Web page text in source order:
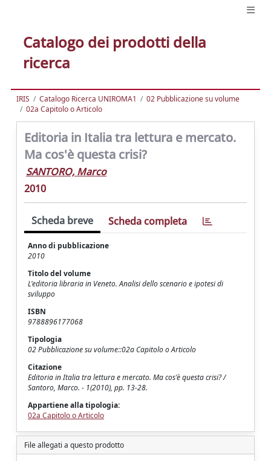
Catalogo dei prodotti della
ricerca
IRIS Catalogo Ricerca UNIROMA1
02 Pubblicazione su volume
02a Capitolo o Articolo
Editoria in Italia tra lettura e mercato.
Ma cos'è questa crisi?
SANTORO, Marco
2010
Scheda breve Scheda completa
Anno di pubblicazione
2010
Titolo del volume
L'editoria libraria in Veneto. Analisi dello scenario e ipotesi di
sviluppo
ISBN
9788896177068
Tipologia
02 Pubblicazione su volume::02a Capitolo o Articolo
Citazione
Editoria in Italia tra lettura e mercato. Ma cos'è questa crisi? /
Santoro, Marco. - 1(2010), pp. 13-28.
Appartiene alla tipologia:
02a Capitolo o Articolo
File allegati a questo prodotto